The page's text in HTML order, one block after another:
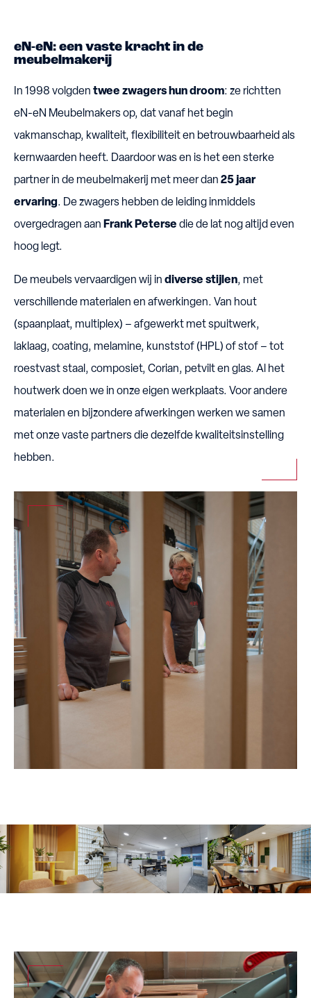
eN-eN: een vaste kracht in de
meubelmakerij
In 1998 volgden twee zwagers hun droom: ze richtten
eN-eN Meubelmakers op, dat vanaf het begin
vakmanschap, kwaliteit, flexibiliteit en betrouwbaarheid als
kernwaarden heeft. Daardoor was en is het een sterke
partner in de meubelmakerij met meer dan 25 jaar
ervaring. De zwagers hebben de leiding inmiddels
overgedragen aan Frank Peterse die de lat nog altijd even
hoog legt.
De meubels vervaardigen wij in diverse stijlen, met
verschillende materialen en afwerkingen. Van hout
(spaanplaat, multiplex) – afgewerkt met spuitwerk,
laklaag, coating, melamine, kunststof (HPL) of stof – tot
roestvast staal, composiet, Corian, petvilt en glas. Al het
houtwerk doen we in onze eigen werkplaats. Voor andere
materialen en bijzondere afwerkingen werken we samen
met onze vaste partners die dezelfde kwaliteitsinstelling
hebben.